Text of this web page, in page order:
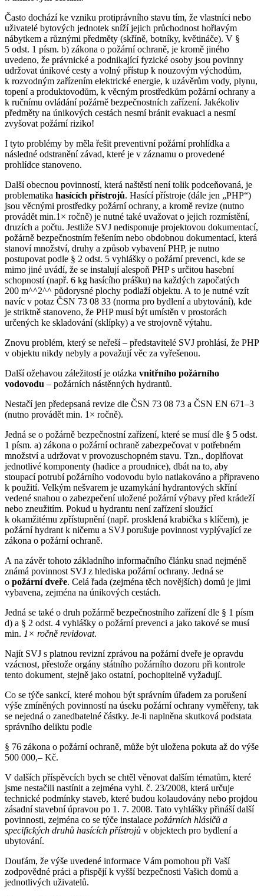
Často dochází ke vzniku protiprávního stavu tím, že vlastníci nebo
uživatelé bytových jednotek sníží jejich průchodnost hořlavým
nábytkem a různými předměty (skříně, botníky, květináče). V §
5 odst. 1 písm. b) zákona o požární ochraně, je kromě jiného
uvedeno, že právnické a podnikající fyzické osoby jsou povinny
udržovat únikové cesty a volný přístup k nouzovým východům,
k rozvodným zařízením elektrické energie, k uzávěrům vody, plynu,
topení a produktovodům, k věcným prostředkům požární ochrany a
k ručnímu ovládání požárně bezpečnostních zařízení. Jakékoliv
předměty na únikových cestách nesmí bránit evakuaci a nesmí
zvyšovat požární riziko!
I tyto problémy by měla řešit preventivní požární prohlídka a
následné odstranění závad, které je v záznamu o provedené
prohlídce stanoveno.
Další obecnou povinností, která naštěstí není tolik podceňovaná, je
problematika hasících přístrojů. Hasící přístroje (dále jen „PHP“)
jsou věcnými prostředky požární ochrany, a kromě revize (nutno
provádět min.1× ročně) je nutné také uvažovat o jejich rozmístění,
druzích a počtu. Jestliže SVJ nedisponuje projektovou dokumentací,
požárně bezpečnostním řešením nebo obdobnou dokumentací, která
stanoví množství, druhy a způsob vybavení PHP, je nutno
postupovat podle § 2 odst. 5 vyhlášky o požární prevenci, kde se
mimo jiné uvádí, že se instalují alespoň PHP s určitou hasební
schopností (např. 6 kg hasícího prášku) na každých započatých
200 m^^2^^ půdorysné plochy podlaží objektu. A to je nutné vzít
navíc v potaz ČSN 73 08 33 (norma pro bydlení a ubytování), kde
je striktně stanoveno, že PHP musí být umístěn v prostorách
určených ke skladování (sklípky) a ve strojovně výtahu.
Znovu problém, který se neřeší – představitelé SVJ prohlásí, že PHP
v objektu nikdy nebyly a považují věc za vyřešenou.
Další ožehavou záležitostí je otázka vnitřního požárního
vodovodu – požárních nástěnných hydrantů.
Nestačí jen předepsaná revize dle ČSN 73 08 73 a ČSN EN 671–3
(nutno provádět min. 1× ročně).
Jedná se o požárně bezpečnostní zařízení, které se musí dle § 5 odst.
1 písm. a) zákona o požární ochraně zabezpečovat v potřebném
množství a udržovat v provozuschopném stavu. Tzn., doplňovat
jednotlivé komponenty (hadice a proudnice), dbát na to, aby
stoupací potrubí požárního vodovodu bylo natlakováno a připraveno
k použití. Velkým nešvarem je uzamykání hydrantových skříní
vedené snahou o zabezpečení uložené požární výbavy před krádeží
nebo zneužitím. Pokud u hydrantu není zařízení sloužící
k okamžitému zpřístupnění (např. prosklená krabička s klíčem), je
požární hydrant k ničemu a SVJ porušuje povinnost vyplývající ze
zákona o požární ochraně.
A na závěr tohoto základního informačního článku snad nejméně
známá povinnost SVJ z hlediska požární ochrany. Jedná se
o požární dveře. Celá řada (zejména těch novějších) domů je jimi
vybavena, zejména na únikových cestách.
Jedná se také o druh požármě bezpečnostního zařízení dle § 1 písm
d) a § 2 odst. 4 vyhlášky o požární prevenci a jako takové se musí
min. 1× ročně revidovat.
Najít SVJ s platnou revizní zprávou na požární dveře je opravdu
vzácnost, přestože orgány státního požárního dozoru při kontrole
tento dokument, stejně jako ostatní, pochopitelně vyžadují.
Co se týče sankcí, které mohou být správním úřadem za porušení
výše zmíněných povinností na úseku požární ochrany vyměřeny, tak
se nejedná o zanedbatelné částky. Je-li naplněna skutková podstata
správního deliktu podle
§ 76 zákona o požární ochraně, může být uložena pokuta až do výše
500 000,– Kč.
V dalších příspěvcích bych se chtěl věnovat dalším tématům, které
jsme nestačili nastínit a zejména vyhl. č. 23/2008, která určuje
technické podmínky staveb, které budou kolaudovány nebo projdou
zásadní stavební úpravou po 1. 7. 2008. Tato vyhlášky přináší další
povinnosti, zejména co se týče instalace požárních hlásičů a
specifických druhů hasících přístrojů v objektech pro bydlení a
ubytování.
Doufám, že výše uvedené informace Vám pomohou při Vaší
zodpovědné práci a přispějí k vyšší bezpečnosti Vašich domů a
jednotlivých uživatelů.